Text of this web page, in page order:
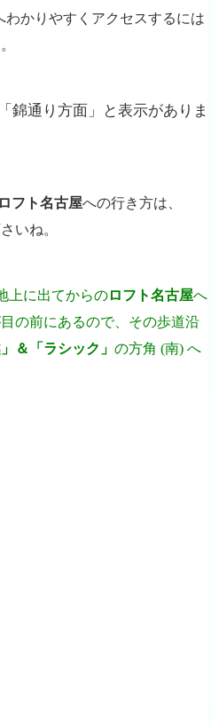
わかりやすくアクセスするには
錦通り方面」と表示がありま
ロフト名古屋への行き方は、
いね。
上に出てからのロフト名古屋へ
目の前にあるので、その歩道沿
＆「ラシック」 の方角 (南) へ